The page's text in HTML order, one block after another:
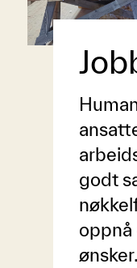
godt
oppnå